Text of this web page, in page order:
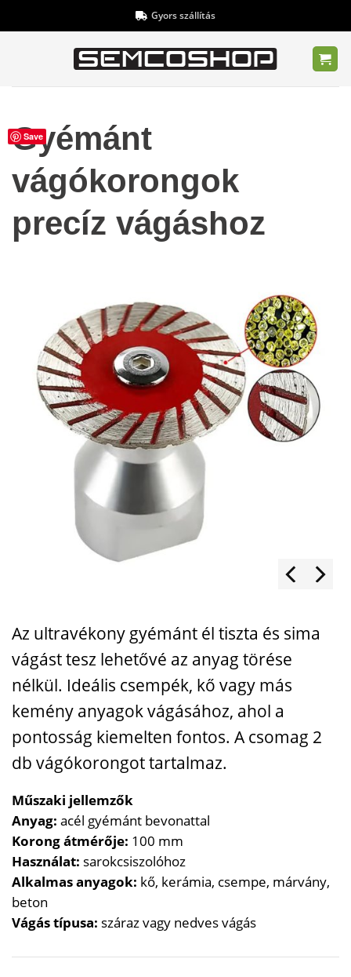
to
Gyors szállítás
Gyémánt
vágókorongok
precíz vágáshoz
Save
Az ultravékony gyémánt él tiszta és sima
vágásttesz lehetővé az anyag törése
nélkül. Ideális csempék, kő vagy más
kemény anyagokvágásához, ahol a
pontosság kiemelten fontos. Acsomag 2
db vágókorongottartalmaz.
Műszaki jellemzők
Anyag: acél gyémánt bevonattal
Korongátmérője: 100 mm
Használat: sarokcsiszolóhoz
Alkalmasanyagok: kő, kerámia, csempe, márvány,
beton
Vágástípusa: szárazvagy nedvesvágás